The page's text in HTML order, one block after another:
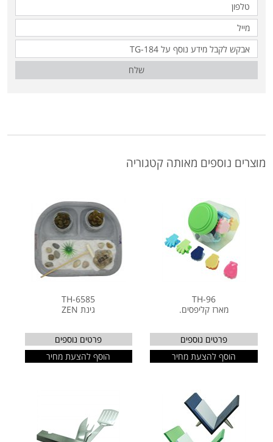
שלח
מוצרים נוספים מאותה קטגוריה
TH-96
מארז קליפסים.
פרטים נוספים
הוסף להצעת מחיר
TH-6585
גינת ZEN
פרטים נוספים
הוסף להצעת מחיר